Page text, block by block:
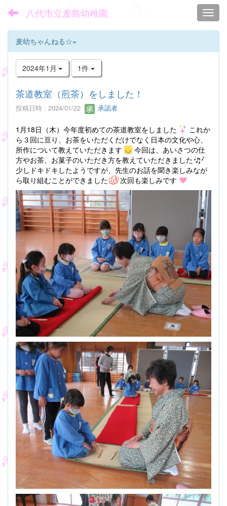
八代市立麦島幼稚園
麦幼ちゃんねる☆=
2024年1月 1件
茶道教室（煎茶）をしました！
投稿日時 : 2024/01/22 承認者
1月18日（木）今年度初めての茶道教室をしました
これか
ら３回に亘り、お茶をいただくだけでなく日本の文化や心、
所作について教えていただきます
今回は、あいさつの仕
方やお茶、お菓子のいただき方を教えていただきました
少しドキドキしたようですが、先生のお話を聞き楽しみなが
ら取り組むことができました
次回も楽しみです